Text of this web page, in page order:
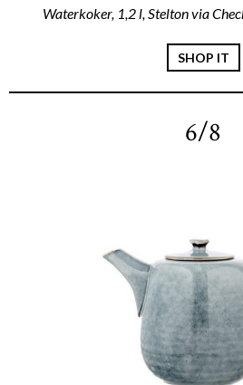
Waterkoker, 1,2 l, Stelton via
SHOP IT
6/8